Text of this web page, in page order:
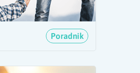
Poradnik